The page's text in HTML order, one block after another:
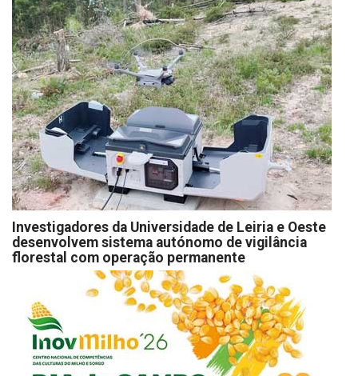
Investigadores da Universidade de Leiria e Oeste
desenvolvem sistema autónomo de vigilância
florestal com operação permanente